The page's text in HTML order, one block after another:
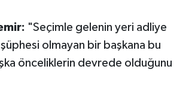
"Seçimle gelenin yeri adliye
şüphesi olmayan bir başkana bu
önceliklerin devrede olduğunu